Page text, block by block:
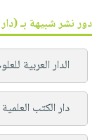
دور نشر شبيهة بـ
الدار العربية
دار الكتب العلمية